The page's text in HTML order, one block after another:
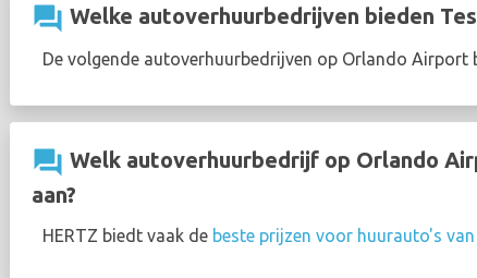
question_answer Welke autoverhuurbedrijven bieden
De volgende autoverhuurbedrijven op Orlando Airport
question_answer Welk autoverhuurbedrijf op Orlando
aan?
HERTZ biedt vaak de beste prijzen voor huurauto's van